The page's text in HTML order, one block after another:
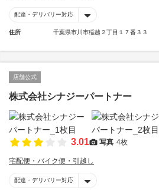
配達・デリバリー対応
住所 千葉県市川市稲越２丁目１７番３３
店舗公式
株式会社シナジーパートナー
3.01 写真 4枚
宅配便・バイク便・引越し
配達・デリバリー対応